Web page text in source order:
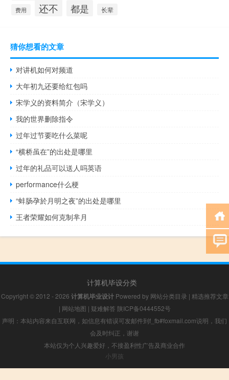
费用 还不 都是 长辈
猜你想看的文章
对讲机如何对频道
大年初九还要给红包吗
宋学义的资料简介（宋学义）
我的世界删除指令
过年过节要吃什么菜呢
“横桥虽在”的出处是哪里
过年的礼品可以送人吗英语
performance什么梗
“蚌肠孕於月明之夜”的出处是哪里
王者荣耀如何克制芈月
计算机毕设分类
Copyright © 2012 - 2026 计算机毕业设计Powered by 网站分类目录 | 精选推荐文章
| 网站地图 | 疑难解答 陕ICP备0444552号
声明：本站内容来自互联网，如信息有错误可发邮件到f_fb#foxmail.com说明，我们
会及时纠正，谢谢
本站仅为个人兴趣爱好，不接盈利性广告及商业合作
小男孩